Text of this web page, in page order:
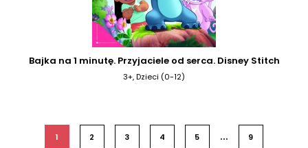
Bajka na 1 minutę. Przyjaciele od serca. Disney Stitch
3+, Dzieci (0-12)
1 2 3 4 5 ... 9